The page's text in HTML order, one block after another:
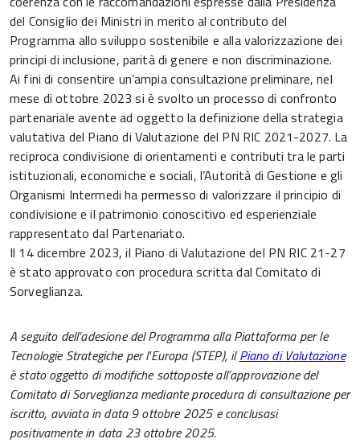
del Consiglio dei Ministri in merito al contributo del
Programma allo sviluppo sostenibile e alla valorizzazione dei
principi di inclusione, parità di genere e non discriminazione.
Ai fini di consentire un’ampia consultazione preliminare, nel
mese di ottobre 2023 si è svolto un processo di confronto
partenariale avente ad oggetto la definizione della strategia
valutativa del Piano di Valutazione del PN RIC 2021-2027. La
reciproca condivisione di orientamenti e contributi tra le parti
istituzionali, economiche e sociali, l’Autorità di Gestione e gli
Organismi Intermedi ha permesso di valorizzare il principio di
condivisione e il patrimonio conoscitivo ed esperienziale
rappresentato dal Partenariato.
Il 14 dicembre 2023, il Piano di Valutazione del PN RIC 21-27
è stato approvato con procedura scritta dal Comitato di
Sorveglianza.
A seguito dell’adesione del Programma alla Piattaforma per le
Tecnologie Strategiche per l'Europa (STEP), ilPiano di Valutazione
è stato oggetto di modifiche sottoposte all’approvazione del
Comitato di Sorveglianza mediante procedura di consultazione per
iscritto, avviata in data 9 ottobre 2025 e conclusasi
positivamente in data 23 ottobre 2025.